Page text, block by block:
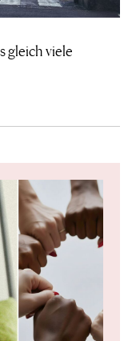
gleich viele